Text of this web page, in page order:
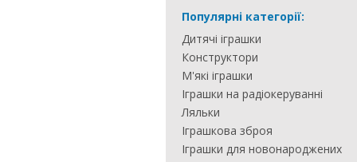
Популярні категорії:
Дитячі іграшки
Конструктори
М'які іграшки
Іграшки на радіокеруванні
Ляльки
Іграшкова зброя
Іграшки для новонароджених